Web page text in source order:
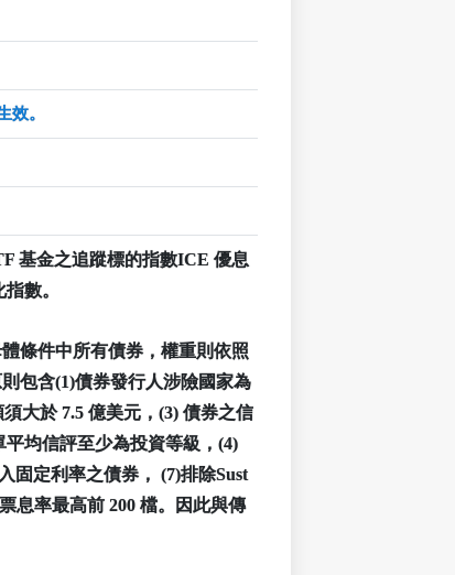
效。
基金之追蹤標的指數ICE 優息
數。
條件中所有債券，權重則依照
包含(1)債券發行人涉險國家為
大於 7.5 億美元，(3) 債券之信
平均信評至少為投資等級，(4)
固定利率之債券， (7)排除Sust
息率最高前 200 檔。因此與傳